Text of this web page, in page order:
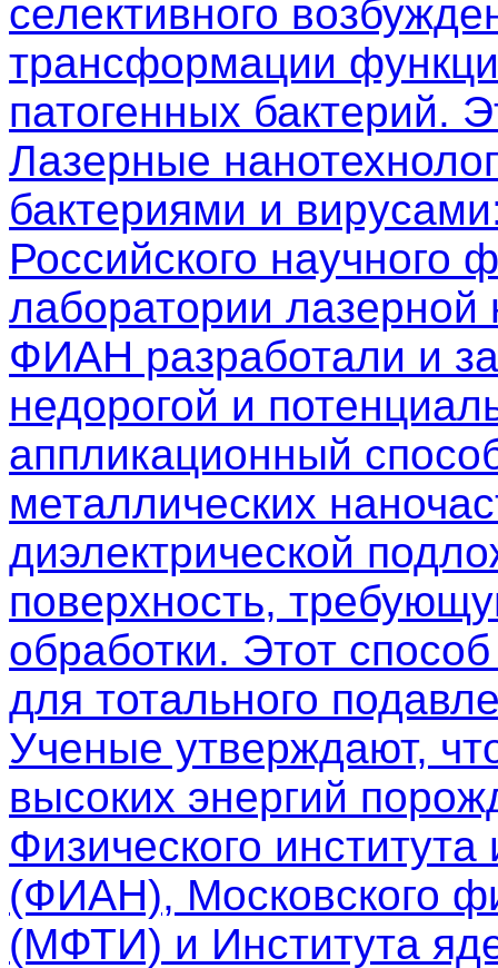
селективного
трансформации
патогенных бактерий.
Лазерные
бактериями и вирусами
Российского
лаборатории
ФИАН разработали и
недорогой и
аппликационный
металлических
диэлектрической
поверхность,
обработки. Этот
для тотального
Ученые утверждают,
высоких энергий
Физического
(ФИАН), Московского
(МФТИ) и Института